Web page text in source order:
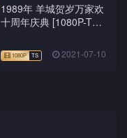
1989年 羊城贺岁万家欢
十周年庆典 [1080P-TS
2021-07-10